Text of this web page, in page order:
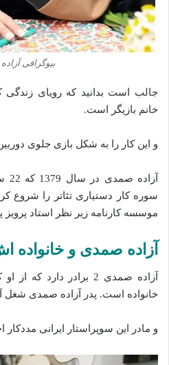
بیوگرافی
جالب است بدانید که رویای زندگی
خانم بازیگر است.
و این کار را به شکل بازی جلوی
سوره کار دستیاری تئاتر را شروع
موسسه کارنامه زیر نظر استاد پرویز
آزاده صمدی و خانواده
آزاده صمدی 2 برادر دارد
خانواده است. پدر آزاده صمدی شغل
و مادر این سوپراستار ایرانی